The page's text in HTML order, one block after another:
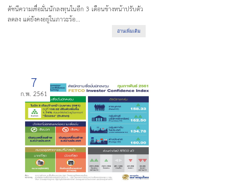
ดัชนีความเชื่อมั่นนักลงทุนในอีก 3 เดือนข้างหน้าปรับตัว
ลดลง แต่ยังคงอยู่ในภาวะร้อ...
อ่านเพิ่มเติม
7
ก.พ. 2561